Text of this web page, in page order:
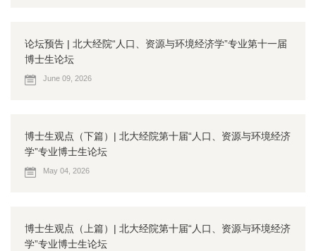
论坛预告 | 北大经院“人口、资源与环境经济学”专业第十一届
博士生论坛
June 09, 2026
博士生观点（下篇）| 北大经院第十届“人口、资源与环境经济
学”专业博士生论坛
May 04, 2026
博士生观点（上篇）| 北大经院第十届“人口、资源与环境经济
学”专业博士生论坛